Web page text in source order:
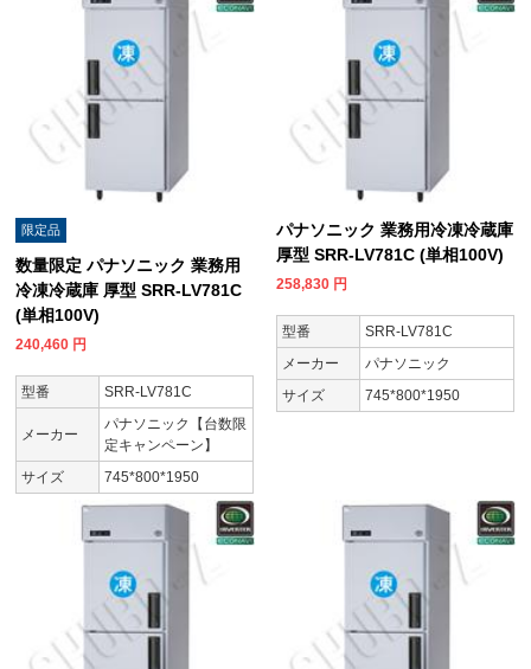
限定品
数量限定 パナソニック 業務用
冷凍冷蔵庫 厚型 SRR-LV781C
(単相100V)
240,460 円
型番 SRR-LV781C
メーカー
パナソニック【台数限
定キャンペーン】
サイズ
745*800*1950
パナソニック 業務用冷凍冷蔵庫
厚型 SRR-LV781C (単相100V)
258,830 円
型番
SRR-LV781C
メーカー
パナソニック
サイズ
745*800*1950